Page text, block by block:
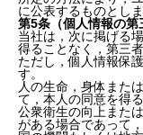
に公表するものとしま
第5条（個人情報の第
当社は，次に掲げる
得ることなく，第三
ただし，個人情報保
す。
人の生命，身体また
て，本人の同意を得
公衆衛生の向上また
がある場合であって